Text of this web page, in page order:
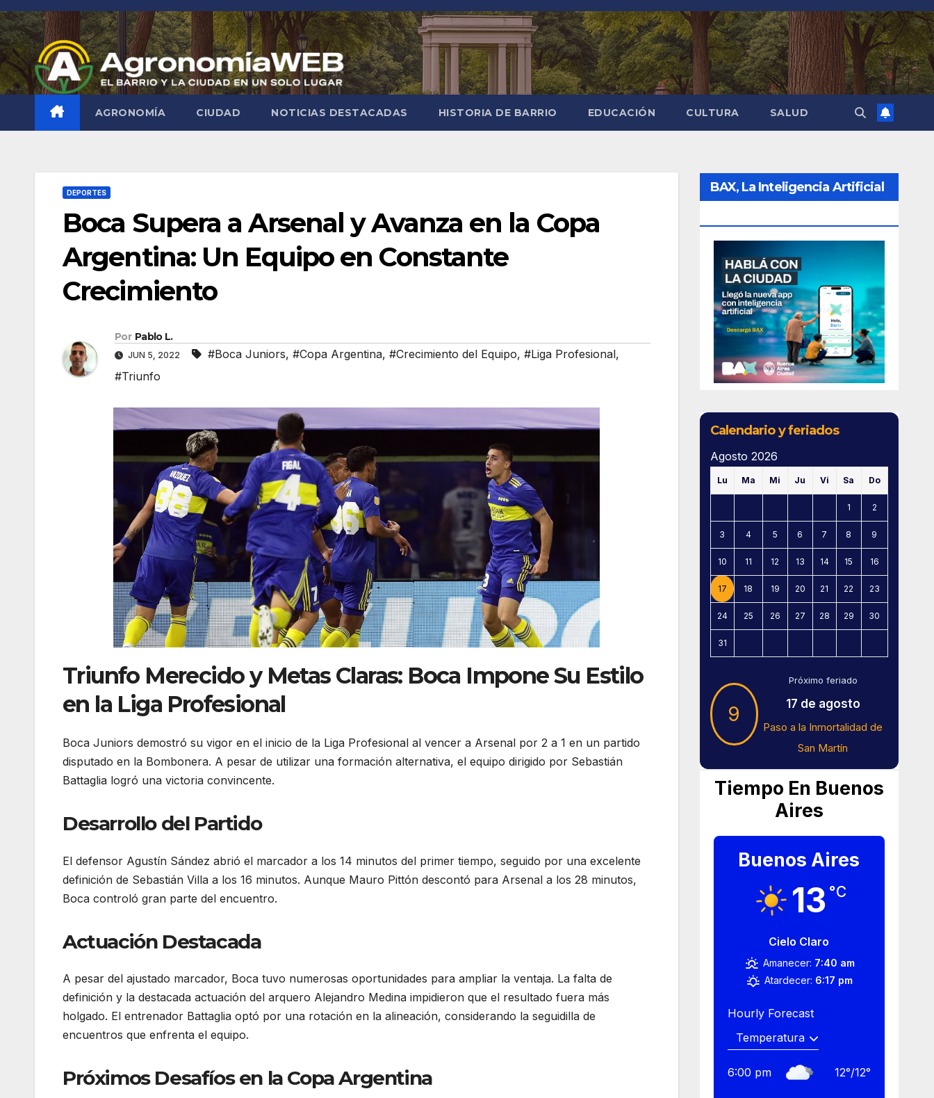
Saltar
al
contenido
AGRONOMÍA CIUDAD NOTICIAS DESTACADAS HISTORIA DE BARRIO EDUCACIÓN CULTURA SALUD
DEPORTES
Boca Supera a Arsenal y Avanza en la Copa
Argentina: Un Equipo en Constante
Crecimiento
Por Pablo L.
JUN 5, 2022 #Boca Juniors, #Copa Argentina, #Crecimiento del Equipo, #Liga Profesional,
#Triunfo
Triunfo Merecido y Metas Claras: Boca Impone Su Estilo
en la Liga Profesional
Boca Juniors demostró su vigor en el inicio de la Liga Profesional al vencer a Arsenal por 2 a 1 en un partido
disputado en la Bombonera. A pesar de utilizar una formación alternativa, el equipo dirigido por Sebastián
Battaglia logró una victoria convincente.
Desarrollo del Partido
El defensor Agustín Sández abrió el marcador a los 14 minutos del primer tiempo, seguido por una excelente
definición de Sebastián Villa a los 16 minutos. Aunque Mauro Pittón descontó para Arsenal a los 28 minutos,
Boca controló gran parte del encuentro.
Actuación Destacada
A pesar del ajustado marcador, Boca tuvo numerosas oportunidades para ampliar la ventaja. La falta de
definición y la destacada actuación del arquero Alejandro Medina impidieron que el resultado fuera más
holgado. El entrenador Battaglia optó por una rotación en la alineación, considerando la seguidilla de
encuentros que enfrenta el equipo.
Próximos Desafíos en la Copa Argentina
BAX, La Inteligencia Artificial
Calendario y feriados
Agosto 2026
Lu Ma Mi Ju Vi Sa Do
1 2
3 4 5 6 7 8 9
10 11 12 13 14 15 16
17 18 19 20 21 22 23
24 25 26 27 28 29 30
31
9
Próximo feriado
17 de agosto
Paso a la Inmortalidad de
San Martín
Tiempo En Buenos
Aires
Buenos Aires
13 °C
Cielo Claro
Amanecer: 7:40 am
Atardecer: 6:17 pm
Hourly Forecast
6:00 pm 12°/12°